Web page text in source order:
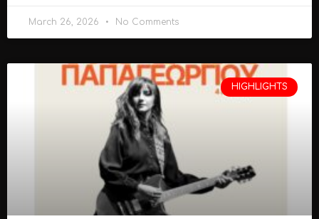
March 26, 2026 No Comments
HIGHLIGHTS